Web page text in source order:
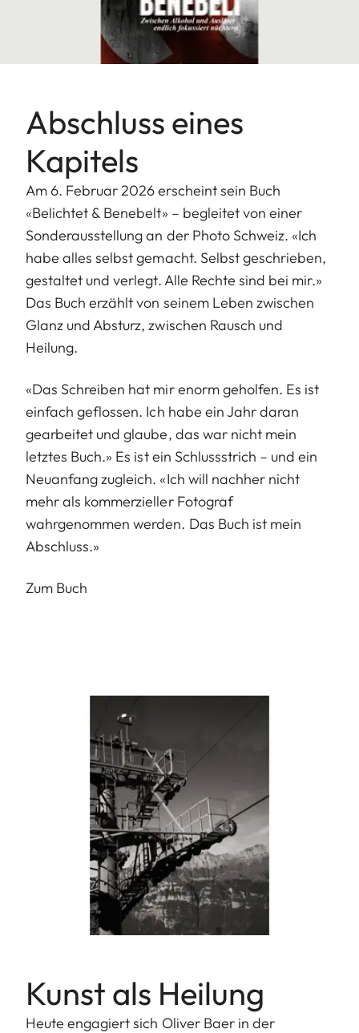
Abschluss eines
Kapitels
Am 6. Februar 2026 erscheint sein Buch
«Belichtet & Benebelt» – begleitet von einer
Sonderausstellung an der Photo Schweiz. «Ich
habe alles selbst gemacht. Selbst geschrieben,
gestaltet und verlegt. Alle Rechte sind bei mir.»
Das Buch erzählt von seinem Leben zwischen
Glanz und Absturz, zwischen Rausch und
Heilung.
«Das Schreiben hat mir enorm geholfen. Es ist
einfach geflossen. Ich habe ein Jahr daran
gearbeitet und glaube, das war nicht mein
letztes Buch.» Es ist ein Schlussstrich – und ein
Neuanfang zugleich. «Ich will nachher nicht
mehr als kommerzieller Fotograf
wahrgenommen werden. Das Buch ist mein
Abschluss.»
Zum Buch
Kunst als Heilung
Heute engagiert sich Oliver Baer in der